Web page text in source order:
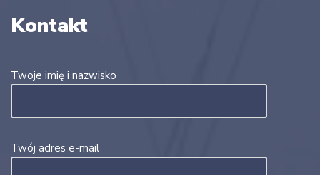
Kontakt
Twoje imię i nazwisko
Twój adres e-mail